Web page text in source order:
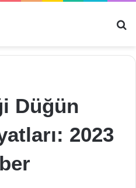
Düğün
2023